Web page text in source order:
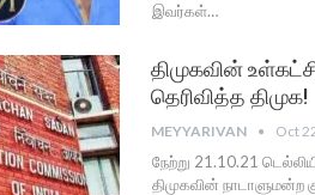
இவர்கள்…
திமுகவின்
தெரிவித்த திமுக!
MEYYARIVAN Oct
நேற்று 21.10.21
திமுகவின் நாடாளுமன்ற